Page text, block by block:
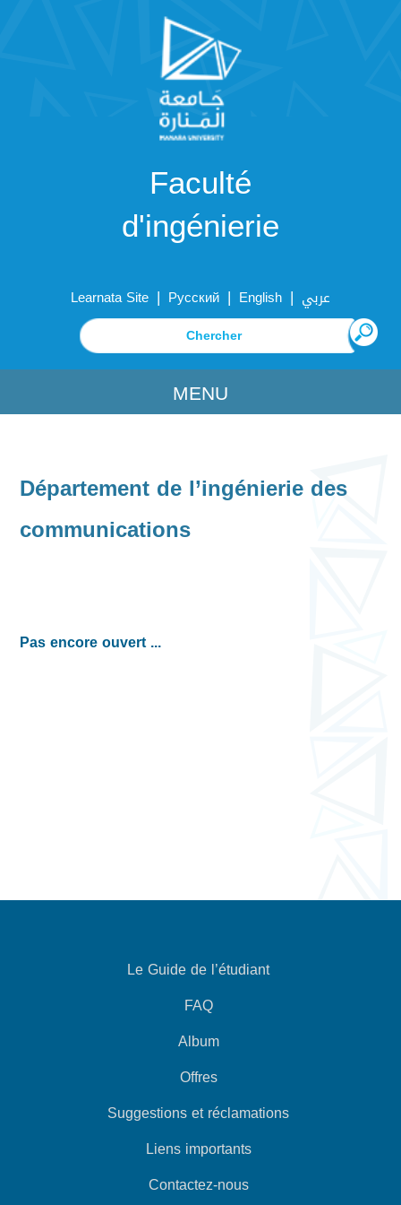
Faculté
d'ingénierie
Learnata Site | Русский | English | عربي
MENU
Département de l’ingénierie des
communications
Pas encore ouvert ...
Le Guide de l’étudiant
FAQ
Album
Offres
Suggestions et réclamations
Liens importants
Contactez-nous